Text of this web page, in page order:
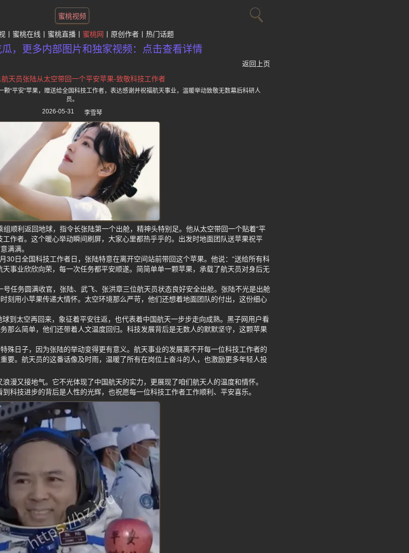
蜜桃视频
蜜桃在线 蜜桃直播 蜜桃网 原创作者 热门话题
，更多内部图片和独家视频：点击查看详情
返回上页
天员张陆从太空带回一个平安苹果-致敬科技工作者
“平安”苹果，赠送给全国科技工作者，表达感谢并祝福航天事业，温暖举动致敬无数幕后科研人
员。
2026-05-31
李雪琴
顺利返回地球，指令长张陆第一个出舱，精神头特别足。他从太空带回一个贴着“平
作者。这个暖心举动瞬间刷屏，大家心里都热乎乎的。出发时地面团队送苹果祝平
满满。
30日全国科技工作者日，张陆特意在离开空间站前带回这个苹果。他说：“送给所有科
事业欣欣向荣，每一次任务都平安顺遂。简简单单一颗苹果，承载了航天员对身后无
任务圆满收官，张陆、武飞、张洪章三位航天员状态良好安全出舱。张陆不光是出舱
刻用小苹果传递大情怀。太空环境那么严苛，他们还想着地面团队的付出，这份细心
到太空再回来，象征着平安往返，也代表着中国航天一步步走向成熟。黑子网用户看
那么简单，他们还带着人文温度回归。科技发展背后是无数人的默默坚守，这颗苹果
殊日子，因为张陆的举动变得更有意义。航天事业的发展离不开每一位科技工作者的
要。航天员的这番话像及时雨，温暖了所有在岗位上奋斗的人，也激励更多年轻人投
漫又接地气。它不光体现了中国航天的实力，更展现了咱们航天人的温度和情怀。
科技进步的背后是人性的光辉，也祝愿每一位科技工作者工作顺利、平安喜乐。